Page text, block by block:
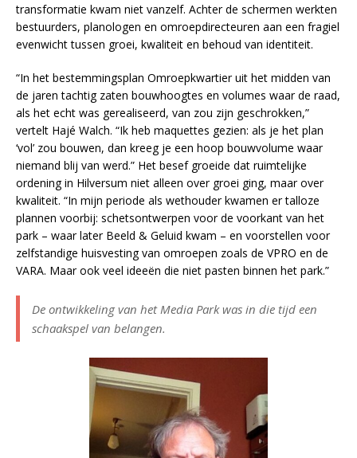
transformatie kwam niet vanzelf. Achter de schermen werkten
bestuurders, planologen en omroepdirecteuren aan een fragiel
evenwicht tussen groei, kwaliteit en behoud van identiteit.
“In het bestemmingsplan Omroepkwartier uit het midden van
de jaren tachtig zaten bouwhoogtes en volumes waar de raad,
als het echt was gerealiseerd, van zou zijn geschrokken,”
vertelt Hajé Walch. “Ik heb maquettes gezien: als je het plan
‘vol’ zou bouwen, dan kreeg je een hoop bouwvolume waar
niemand blij van werd.” Het besef groeide dat ruimtelijke
ordening in Hilversum niet alleen over groei ging, maar over
kwaliteit. “In mijn periode als wethouder kwamen er talloze
plannen voorbij: schetsontwerpen voor de voorkant van het
park – waar later Beeld & Geluid kwam – en voorstellen voor
zelfstandige huisvesting van omroepen zoals de VPRO en de
VARA. Maar ook veel ideeën die niet pasten binnen het park.”
De ontwikkeling van het Media Park was in die tijd een
schaakspel van belangen.